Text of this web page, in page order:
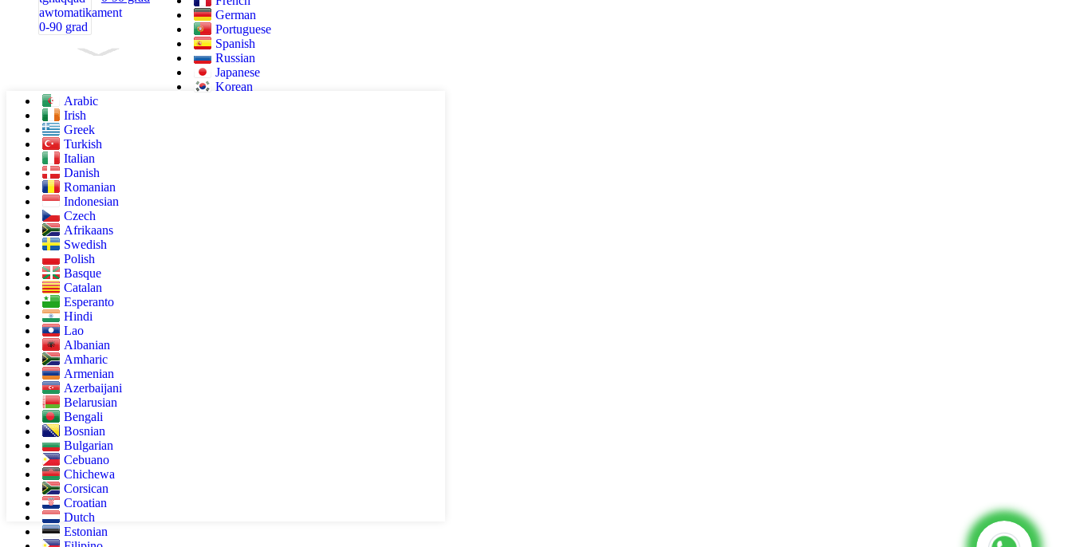
German
Portuguese
Spanish
Russian
Japanese
Korean
Arabic
Irish
Greek
Turkish
Italian
Danish
Romanian
Indonesian
Czech
Afrikaans
Swedish
Polish
Basque
Catalan
Esperanto
Hindi
Lao
Albanian
Amharic
Armenian
Azerbaijani
Belarusian
Bengali
Bosnian
Bulgarian
Cebuano
Chichewa
Corsican
Croatian
Dutch
Estonian